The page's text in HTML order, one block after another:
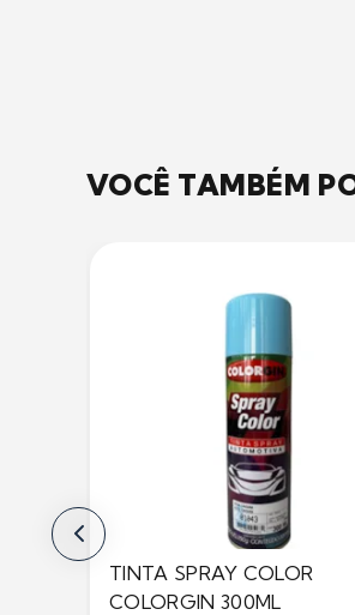
VOCÊ TAMBÉM
TINTA SPRAY COLOR
COLORGIN 300ML